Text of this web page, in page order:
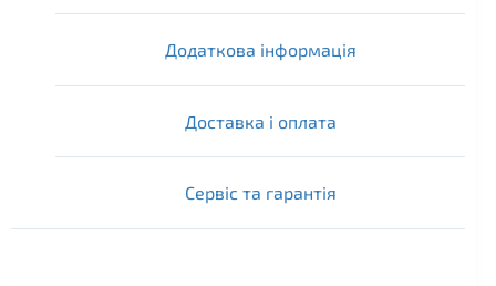
Додаткова інформація
Доставка і оплата
Сервіс та гарантія